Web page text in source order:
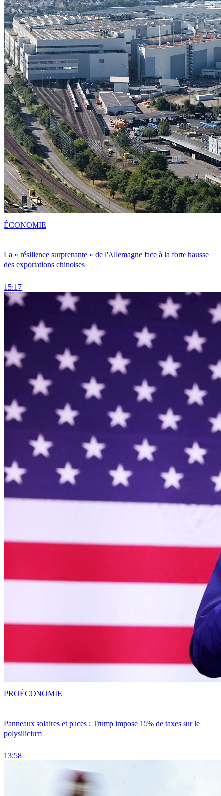
La « résilience surprenante » de l'Allemagne face à la forte hausse
des exportations chinoises
15:17
ÉCONOMIE
Panneaux solaires et puces : Trump impose 15% de taxes sur le
polysilicium
13:58
PROÉCONOMIE